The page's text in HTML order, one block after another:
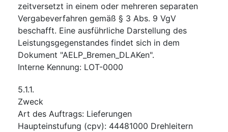
zeitversetzt in einem oder mehreren separaten
Vergabeverfahren gemäß § 3 Abs. 9 VgV
beschafft. Eine ausführliche Darstellung des
Leistungsgegenstandes findet sich in dem
Dokument "AELP_Bremen_DLAKen".
Interne Kennung: LOT-0000
5.1.1.
Zweck
Art des Auftrags: Lieferungen
Haupteinstufung (cpv): 44481000 Drehleitern